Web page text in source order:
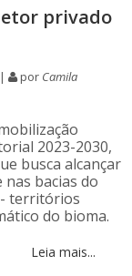
privado
por Camila
2023-2030,
busca alcançar
bacias do
- territórios
do bioma.
Leia mais...